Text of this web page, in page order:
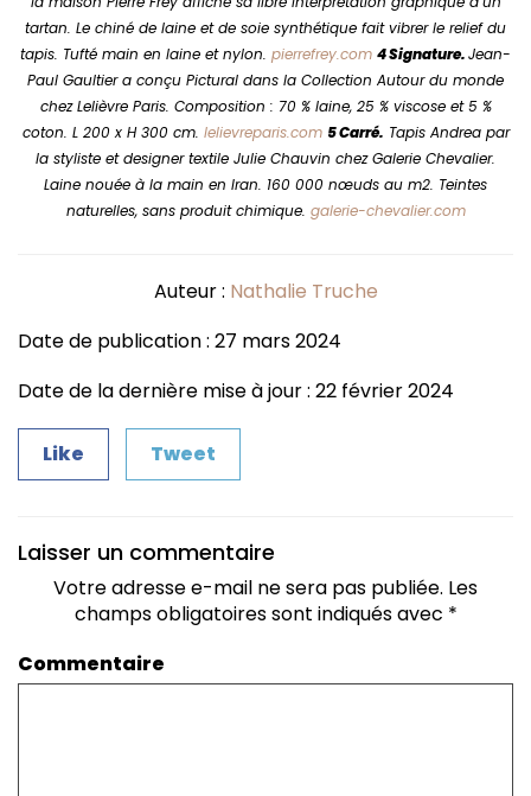
tartan. Le chiné de laine et de soie synthétique fait vibrer le relief du
tapis. Tufté main en laine et nylon. pierrefrey.com 4 Signature.Jean-
Paul Gaultier a conçu Pictural dans la Collection Autour du monde
chez Lelièvre Paris. Composition : 70 % laine, 25 % viscose et 5 %
coton. L 200 x H 300 cm. lelievreparis.com 5 Carré. Tapis Andrea par
la styliste et designer textile Julie Chauvin chez Galerie Chevalier.
Laine nouée à la main en Iran. 160 000 nœuds au m2. Teintes
naturelles, sans produit chimique. galerie-chevalier.com
Auteur : Nathalie Truche
Date de publication : 27 mars 2024
Date de la dernière mise à jour : 22 février 2024
Like Tweet
Laisser un commentaire
Votre adresse e-mail ne sera pas publiée. Les
champs obligatoires sont indiqués avec *
Commentaire